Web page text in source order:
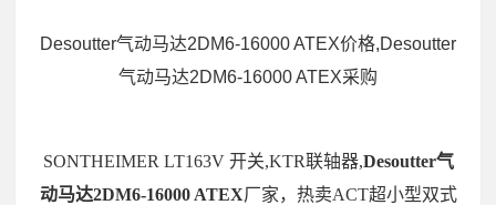
Desoutter气动马达2DM6-16000 ATEX价格,Desoutter
气动马达2DM6-16000 ATEX采购
SONTHEIMER LT163V 开关,KTR联轴器,Desoutter气
动马达2DM6-16000 ATEX厂家，热卖ACT超小型双式